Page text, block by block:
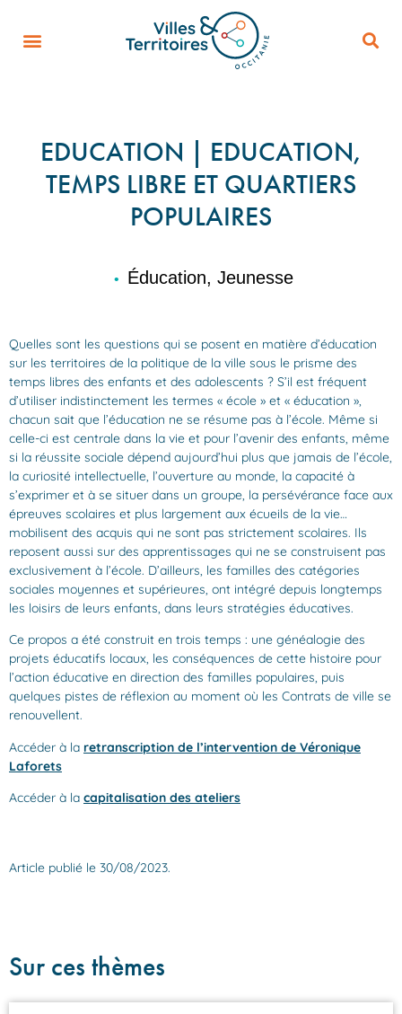
EDUCATION | EDUCATION,
TEMPS LIBRE ET QUARTIERS
POPULAIRES
• Éducation, Jeunesse
Quelles sont les questions qui se posent en matière d’éducation
sur les territoires de la politique de la ville sous le prisme des
temps libres des enfants et des adolescents ? S’il est fréquent
d’utiliser indistinctement les termes « école » et « éducation »,
chacun sait que l’éducation ne se résume pas à l’école. Même si
celle-ci est centrale dans la vie et pour l’avenir des enfants, même
si la réussite sociale dépend aujourd’hui plus que jamais de l’école,
la curiosité intellectuelle, l’ouverture au monde, la capacité à
s’exprimer et à se situer dans un groupe, la persévérance face aux
épreuves scolaires et plus largement aux écueils de la vie…
mobilisent des acquis qui ne sont pas strictement scolaires. Ils
reposent aussi sur des apprentissages qui ne se construisent pas
exclusivement à l’école. D’ailleurs, les familles des catégories
sociales moyennes et supérieures, ont intégré depuis longtemps
les loisirs de leurs enfants, dans leurs stratégies éducatives.
Ce propos a été construit en trois temps : une généalogie des
projets éducatifs locaux, les conséquences de cette histoire pour
l’action éducative en direction des familles populaires, puis
quelques pistes de réflexion au moment où les Contrats de ville se
renouvellent.
Accéder à la retranscription de l’intervention de Véronique
Laforets
Accéder à la capitalisation des ateliers
Article publié le 30/08/2023.
Sur ces thèmes